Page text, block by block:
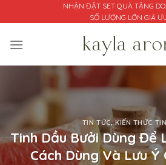
qua
dung
NHẬN ĐẶT SET QUÀ TẶNG
SỐ LƯỢNG LỚN GIÁ
TIN TỨC,KIẾN THỨC
Tinh Dầu Bưởi Dùng Để
Cách Dùng Và Lưu